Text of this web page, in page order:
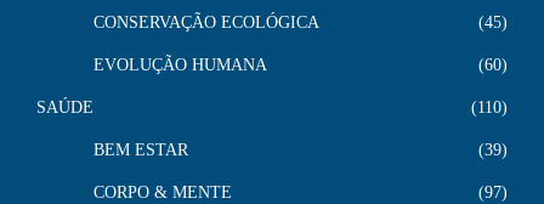
CONSERVAÇÃO ECOLÓGICA 45
EVOLUÇÃO HUMANA 60
SAÚDE 110
BEM ESTAR 39
CORPO & MENTE 97